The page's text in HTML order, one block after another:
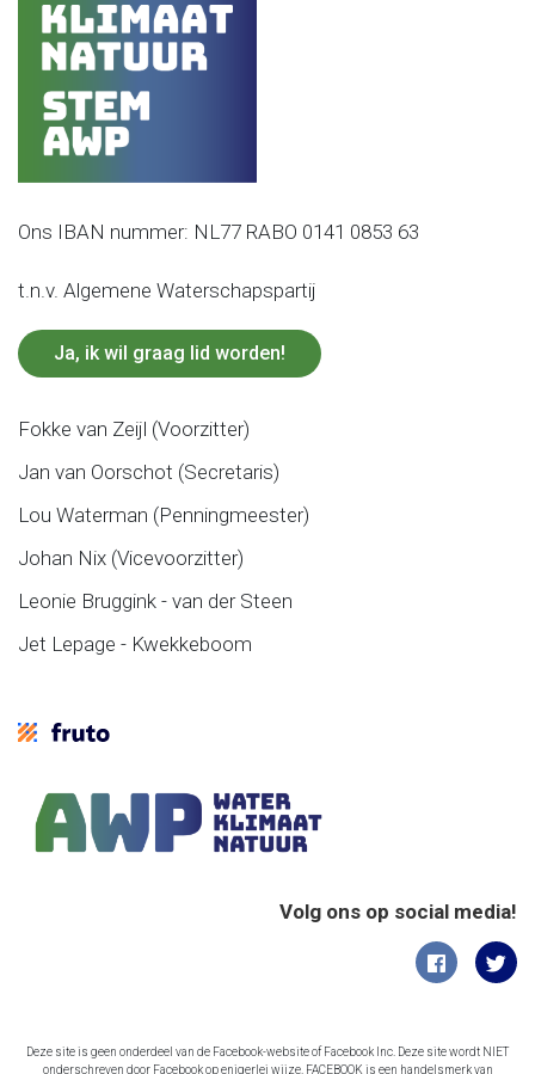
Ons IBAN nummer: NL77 RABO 0141 0853 63
t.n.v. Algemene Waterschapspartij
Ja, ik wil graag lid worden!
Fokke van Zeijl (Voorzitter)
Jan van Oorschot (Secretaris)
Lou Waterman (Penningmeester)
Johan Nix (Vicevoorzitter)
Leonie Bruggink - van der Steen
Jet Lepage - Kwekkeboom
Volg ons op social media!
Deze site is geen onderdeel van de Facebook-website of Facebook Inc. Deze site wordt NIET
onderschreven door Facebook op enigerlei wijze. FACEBOOK is een handelsmerk van